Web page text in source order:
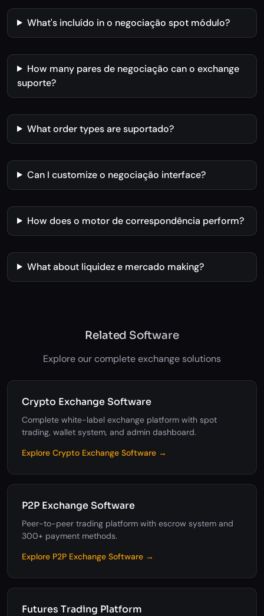
What's incluído in o negociação spot módulo?
How many pares de negociação can o exchange
suporte?
What order types are suportado?
Can I customize o negociação interface?
How does o motor de correspondência perform?
What about liquidez e mercado making?
Related Software
Explore our complete exchange solutions
Crypto Exchange Software
Complete white-label exchange platform with spot
trading, wallet system, and admin dashboard.
Explore Crypto Exchange Software →
P2P Exchange Software
Peer-to-peer trading platform with escrow system and
300+ payment methods.
Explore P2P Exchange Software →
Futures Trading Platform